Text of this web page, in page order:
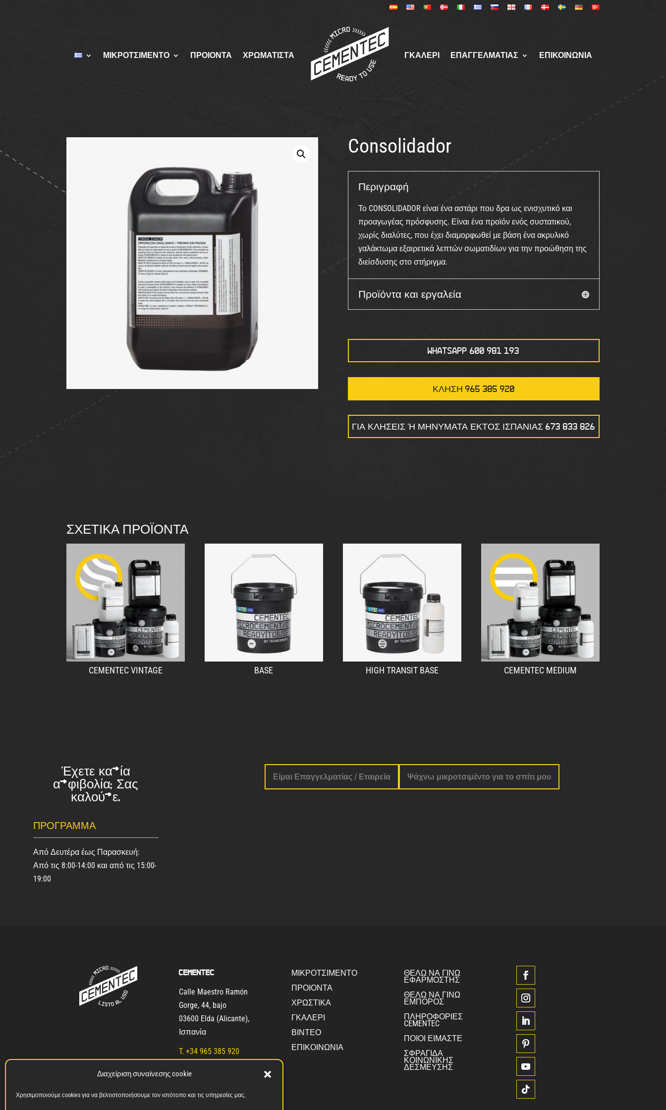
Διαχείριση συναίνεσης cookie
Χρησιμοποιούμε cookies για να βελτιστοποιήσουμε τον ιστότοπο και τις υπηρεσίες μας.
ΜΙΚΡΟΤΣΙΜΈΝΤΟ ΠΡΟΙΟΝΤΑ ΧΡΩΜΑΤΙΣΤΆ ΓΚΑΛΕΡΙ ΕΠΑΓΓΕΛΜΑΤΊΑΣ ΕΠΙΚΟΙΝΩΝΙΑ
Consolidador
Περιγραφή
Το CONSOLIDADOR είναι ένα αστάρι που δρα ως ενισχυτικό και
προαγωγέας πρόσφυσης. Είναι ένα προϊόν ενός συστατικού,
χωρίς διαλύτες, που έχει διαμορφωθεί με βάση ένα ακρυλικό
γαλάκτωμα εξαιρετικά λεπτών σωματιδίων για την προώθηση της
διείσδυσης στο στήριγμα.
Προϊόντα και εργαλεία
WHATSAPP 600 981 193
ΚΛΉΣΗ 965 385 920
ΓΙΑ ΚΛΉΣΕΙΣ Ή ΜΗΝΎΜΑΤΑ ΕΚΤΌΣ ΙΣΠΑΝΊΑΣ 673 833 826
ΣΧΕΤΙΚΆ ΠΡΟΪΌΝΤΑ
CEMENTEC VINTAGE BASE HIGH TRANSIT BASE CEMENTEC MEDIUM
Έχετε καμία
αμφιβολία; Σας
καλούμε.
ΠΡΌΓΡΑΜΜΑ
Από Δευτέρα έως Παρασκευή:
Από τις 8:00-14:00 και από τις 15:00-
19:00
Είμαι Επαγγελματίας / Εταιρεία Ψάχνω μικροτσιμέντο για το σπίτι μου
Cementec
Calle Maestro Ramón
Gorge, 44, bajo
03600 Elda (Alicante),
Ισπανία
T.+34 965 385 920
ΜΙΚΡΟΤΣΙΜΈΝΤΟ
ΠΡΟΙΟΝΤΑ
ΧΡΩΣΤΙΚΑ
ΓΚΑΛΕΡΙ
ΒΊΝΤΕΟ
ΕΠΙΚΟΙΝΩΝΙΑ
ΘΕΛΩ ΝΑ ΓΙΝΩ
ΕΦΑΡΜΟΣΤΗΣ
ΘΕΛΩ ΝΑ ΓΙΝΩ
ΕΜΠΟΡΟΣ
ΠΛΗΡΟΦΟΡΊΕΣ
CEMENTEC
ΠΟΙΟΙ ΕΊΜΑΣΤΕ
ΣΦΡΑΓΊΔΑ
ΚΟΙΝΩΝΙΚΉΣ
ΔΈΣΜΕΥΣΗΣ